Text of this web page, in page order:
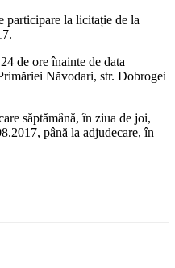
la licitație de la
de ore înainte de data
Năvodari, str. Dobrogei
săptămână, în ziua de joi,
până la adjudecare, în